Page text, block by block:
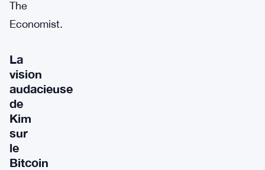
The
Economist.
La
vision
audacieuse
de
Kim
sur
le
Bitcoin